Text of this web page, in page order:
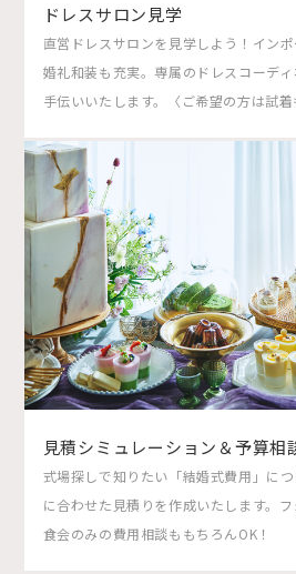
ドレスサロン見学
直営ドレスサロンを見学しよう！インポ
婚礼和装も充実。専属のドレスコーデ
手伝いいたします。〈ご希望の方は試着
見積シミュレーション＆予算相
式場探しで知りたい「結婚式費用」に
に合わせた見積りを作成いたします。
食会のみの費用相談ももちろんOK！